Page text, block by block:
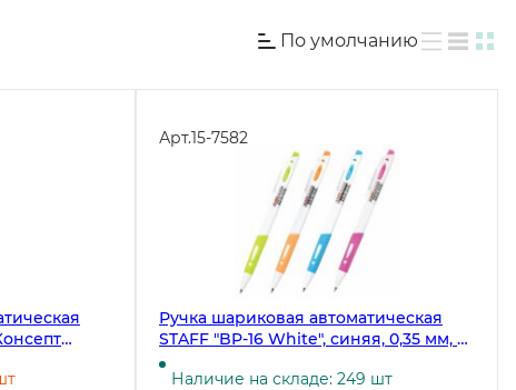
По умолчанию
Арт.15-7582
Ручка шариковая автоматическая
STAFF "BP-16 White", синяя, 0,35 мм, с
грипом, корпус ассорти
Наличие на складе: 249 шт